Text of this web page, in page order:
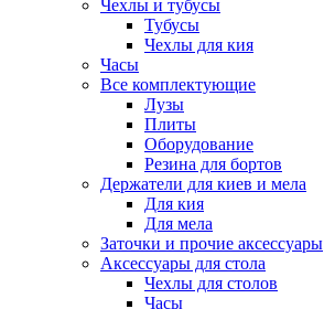
Чехлы и тубусы
Тубусы
Чехлы для кия
Часы
Все комплектующие
Лузы
Плиты
Оборудование
Резина для бортов
Держатели для киев и мела
Для кия
Для мела
Заточки и прочие аксессуары
Аксессуары для стола
Чехлы для столов
Часы